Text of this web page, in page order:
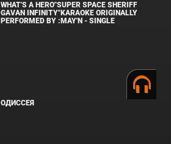
WHAT'S A HERO"SUPER SPACE SHERIFF
GAVAN INFINITY"KARAOKE ORIGINALLY
PERFORMED BY :MAY'N - SINGLE
ОДИССЕЯ